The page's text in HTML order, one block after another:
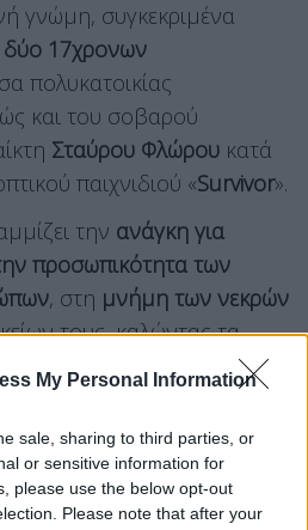
My Personal Information
sale, sharing to third parties, or
or sensitive information for
please use the below opt-out
Please note that after your
γνώμη, συγκεκριμένα
δύο 17χρονων
πολυκατοικίας
και του σοβαρού
Σταύρου Φλώρου κατά
παιχνιδιού «Survivor».
την ανάγκη για
προσωπικότητα των
, στη μνήμη των νεκρών
τους, καλώντας τα
αποφεύγουν την αδιάκριτη
ζωή και τη
των γεγονότων
εκδόθηκε αμέσως μετά